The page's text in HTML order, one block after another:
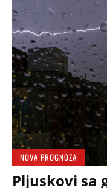
NOVA PROGNOZA
Pljuskovi sa